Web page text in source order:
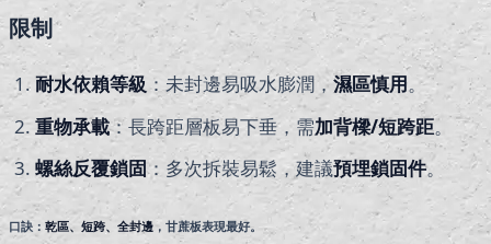
限制
耐水依賴等級 ：未封邊易吸水膨潤，濕區慎用。
重物承載：長跨距層板易下垂，需加背樑/短跨距。
螺絲反覆鎖固：多次拆裝易鬆，建議預埋鎖固件。
口訣： 乾區、短跨、全封邊 ，甘蔗板表現最好。